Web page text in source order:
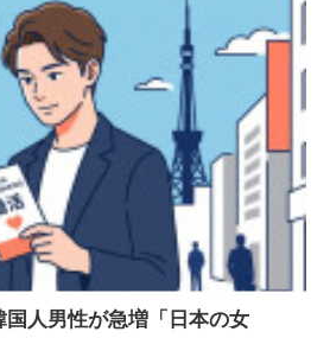
国人男性が急増「日本の女